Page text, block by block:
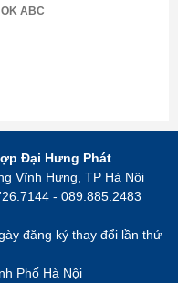
ABC
Đại Hưng Phát
Vĩnh Hưng, TP Hà Nội
- 089.885.2483
đăng ký thay đổi lần thứ
Phố Hà Nội